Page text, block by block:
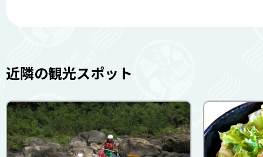
近隣の観光スポット